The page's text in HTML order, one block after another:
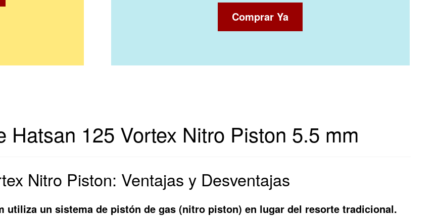
Comprar Ya
Hatsan 125 Vortex Nitro Piston 5.5 mm
Nitro Piston: Ventajas y Desventajas
utiliza un sistema de pistón de gas (nitro piston) en lugar del resorte tradicional.